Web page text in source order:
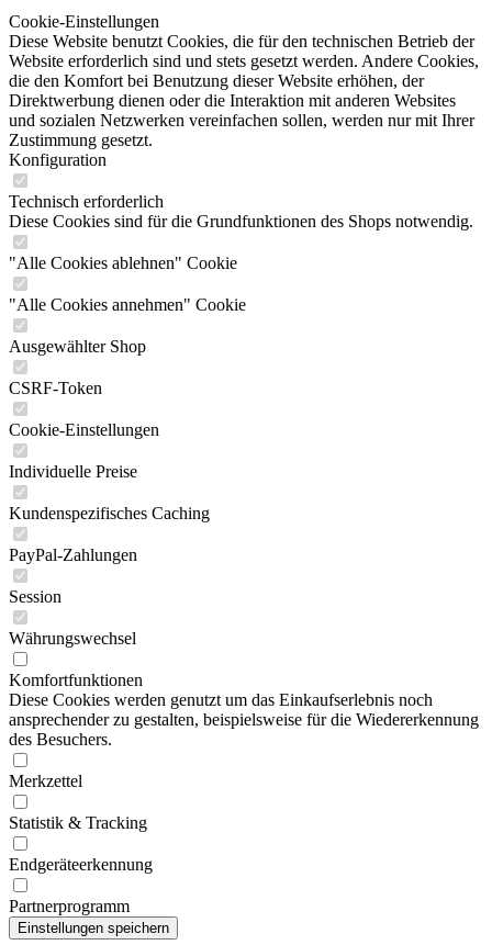
Cookie-Einstellungen
Diese Website benutzt Cookies, die für den technischen Betrieb der
Website erforderlich sind und stets gesetzt werden. Andere Cookies,
die den Komfort bei Benutzung dieser Website erhöhen, der
Direktwerbung dienen oder die Interaktion mit anderen Websites
und sozialen Netzwerken vereinfachen sollen, werden nur mit Ihrer
Zustimmung gesetzt.
Konfiguration
Technisch erforderlich
Diese Cookies sind für die Grundfunktionen des Shops notwendig.
"Alle Cookies ablehnen" Cookie
"Alle Cookies annehmen" Cookie
Ausgewählter Shop
CSRF-Token
Cookie-Einstellungen
Individuelle Preise
Kundenspezifisches Caching
PayPal-Zahlungen
Session
Währungswechsel
Komfortfunktionen
Diese Cookies werden genutzt um das Einkaufserlebnis noch
ansprechender zu gestalten, beispielsweise für die Wiedererkennung
des Besuchers.
Merkzettel
Statistik & Tracking
Endgeräteerkennung
Partnerprogramm